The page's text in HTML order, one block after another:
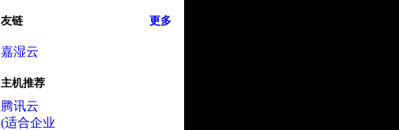
友链 更多
嘉湿云
主机推荐
腾讯云
(适合企业